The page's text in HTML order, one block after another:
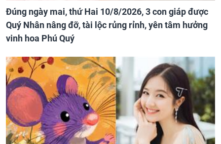
Đúng ngày mai, thứ Hai 10/8/2026, 3 con giáp được
Quý Nhân nâng đỡ, tài lộc rủng rỉnh, yên tâm hưởng
vinh hoa Phú Quý